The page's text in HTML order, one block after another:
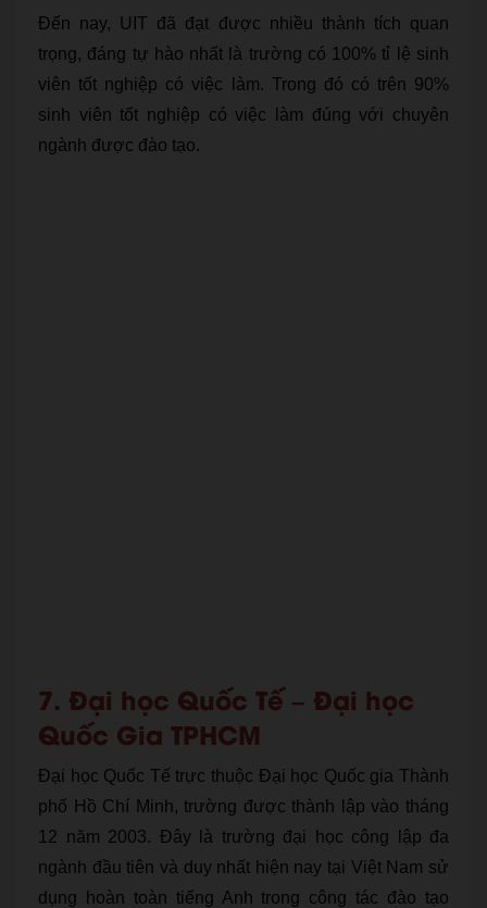
Đến nay, UIT đã đạt được nhiều thành tích quan
trọng, đáng tự hào nhất là trường có 100% tỉ lệ sinh
viên tốt nghiệp có việc làm. Trong đó có trên 90%
sinh viên tốt nghiệp có việc làm đúng với chuyên
ngành được đào tạo.
7. Đại học Quốc Tế – Đại học
Quốc Gia TPHCM
Đại học Quốc Tế trực thuộc Đại học Quốc gia Thành
phố Hồ Chí Minh, trường được thành lập vào tháng
12 năm 2003. Đây là trường đại học công lập đa
ngành đầu tiên và duy nhất hiện nay tại Việt Nam sử
dụng hoàn toàn tiếng Anh trong công tác đào tạo